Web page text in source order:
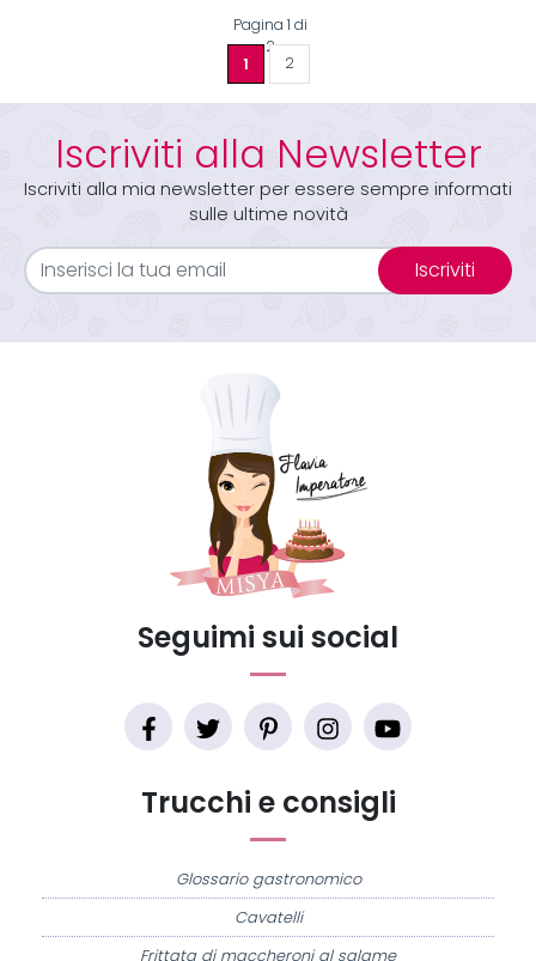
Pagina 1 di
2
1 2
Iscriviti alla Newsletter
Iscriviti alla mia newsletter per essere sempre informati
sulle ultime novità
Iscriviti
Trucchi e consigli
Glossario gastronomico
Cavatelli
Frittata di maccheroni al salame
Seguimi sui social